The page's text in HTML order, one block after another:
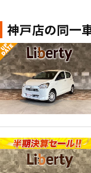
神戸店の同一